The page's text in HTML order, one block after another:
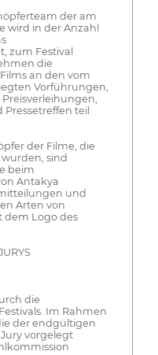
der am
wird in der Anzahl
zum Festival
die
an den vom
Vorführungen,
teil
der Filme, die
sind
beim
Antakya
und
Arten von
dem Logo des
die
Im Rahmen
der endgültigen
vorgelegt